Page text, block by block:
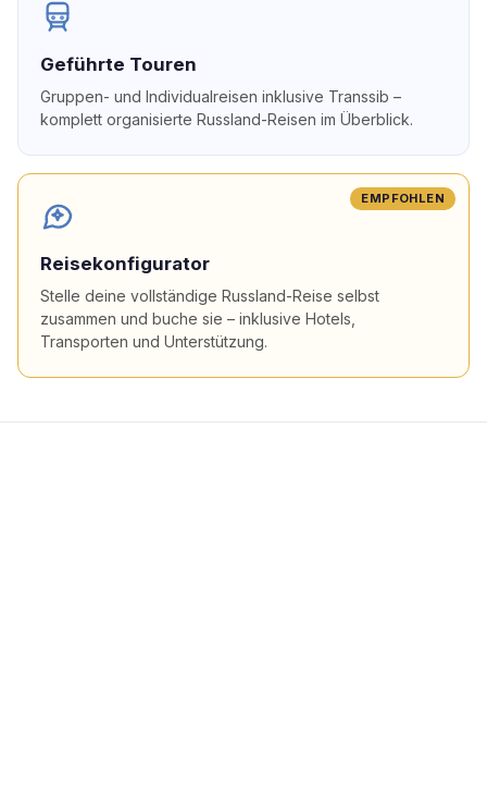
Geführte Touren
Gruppen- und Individualreisen inklusive Transsib –
komplett organisierte Russland-Reisen im Überblick.
EMPFOHLEN
Reisekonfigurator
Stelle deine vollständige Russland-Reise selbst
zusammen und buche sie – inklusive Hotels,
Transporten und Unterstützung.